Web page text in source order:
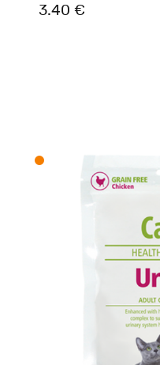
3.40 €